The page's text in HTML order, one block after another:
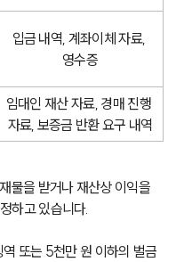
입금 내역, 계좌이체 자료,
영수증
임대인 재산 자료, 경매 진행
자료, 보증금 반환 요구 내역
물을 받거나 재산상 이익을
하고 있습니다.
또는 5천만 원 이하의 벌금